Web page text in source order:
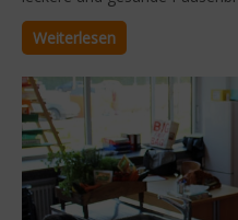
Weiterlesen